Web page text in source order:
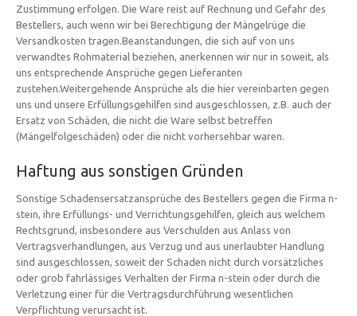
Zustimmung erfolgen. Die Ware reist auf Rechnung und Gefahr des
Bestellers, auch wenn wir bei Berechtigung der Mängelrüge die
Versandkosten tragen.Beanstandungen, die sich auf von uns
verwandtes Rohmaterial beziehen, anerkennen wir nur in soweit, als
uns entsprechende Ansprüche gegen Lieferanten
zustehen.Weitergehende Ansprüche als die hier vereinbarten gegen
uns und unsere Erfüllungsgehilfen sind ausgeschlossen, z.B. auch der
Ersatz von Schäden, die nicht die Ware selbst betreffen
(Mängelfolgeschäden) oder die nicht vorhersehbar waren.
Haftung aus sonstigen Gründen
Sonstige Schadensersatzansprüche des Bestellers gegen die Firma n-
stein, ihre Erfüllungs- und Verrichtungsgehilfen, gleich aus welchem
Rechtsgrund, insbesondere aus Verschulden aus Anlass von
Vertragsverhandlungen, aus Verzug und aus unerlaubter Handlung
sind ausgeschlossen, soweit der Schaden nicht durch vorsätzliches
oder grob fahrlässiges Verhalten der Firma n-stein oder durch die
Verletzung einer für die Vertragsdurchführung wesentlichen
Verpflichtung verursacht ist.